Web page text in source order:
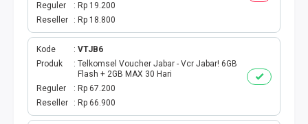
VOUCHER DATA
VOUCHER TV
ISI ULANG GAME
Reguler
Rp 19.200
Reseller
Rp 18.800
Kode
VTJB6
Produk
Telkomsel Voucher Jabar - Vcr Jabar! 6GB
Flash + 2GB MAX 30 Hari
Reguler
Rp 67.200
Reseller
Rp 66.900